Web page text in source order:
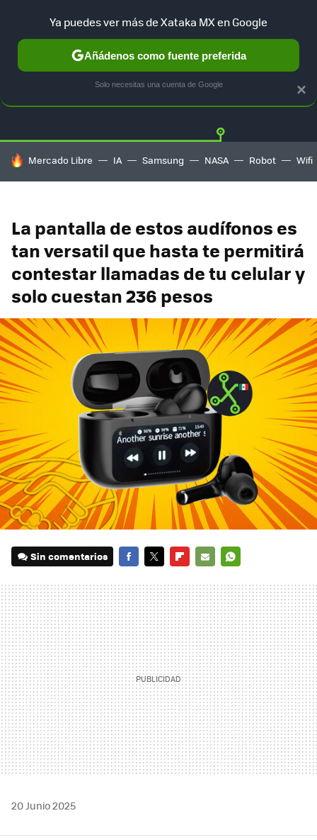
GUÍA DE COMPRAS MERCADO LIBRE
HOY SE HABLA DE
Mercado Libre IA Samsung NASA Robot Wifi
La pantalla de estos audífonos es
tan versatil que hasta te permitirá
contestar llamadas de tu celular y
solo cuestan 236 pesos
Sin comentarios
MAIL
20 Junio 2025
×
Ya puedes ver más de Xataka MX en Google
Añádenos como fuente preferida
Solo necesitas una cuenta de Google